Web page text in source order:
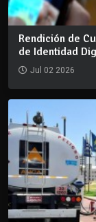
Rendición de
de Identidad
Jul 02 2026